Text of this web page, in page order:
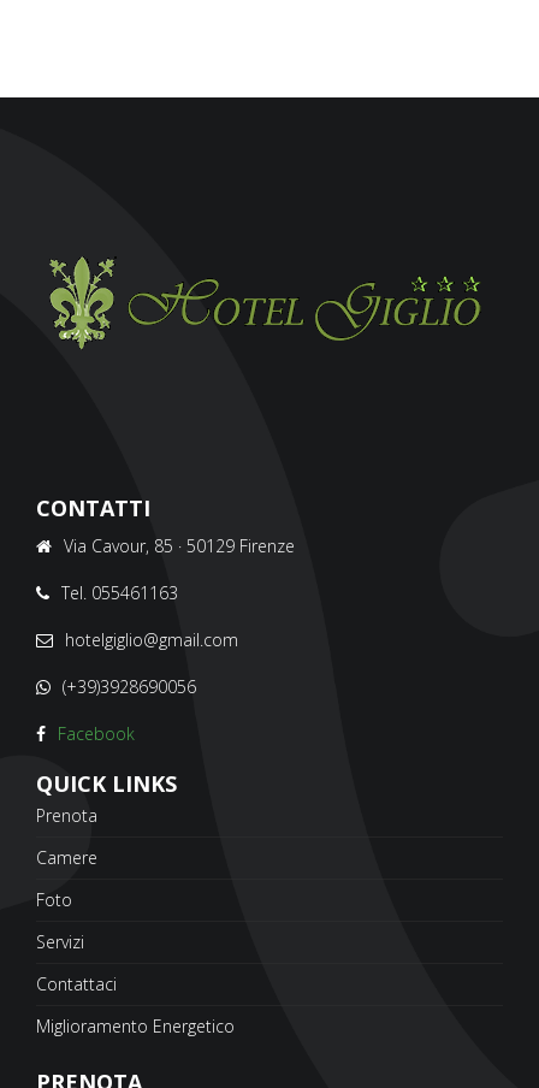
CONTATTI
Via Cavour, 85 · 50129 Firenze
Tel. 055461163
hotelgiglio@gmail.com
(+39)3928690056
Facebook
QUICK LINKS
Prenota
Camere
Foto
Servizi
Contattaci
Miglioramento Energetico
PRENOTA